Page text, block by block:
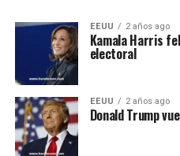
EEUU 2 años ago
Kamala Harris
electoral
EEUU 2 años ago
Donald Trump